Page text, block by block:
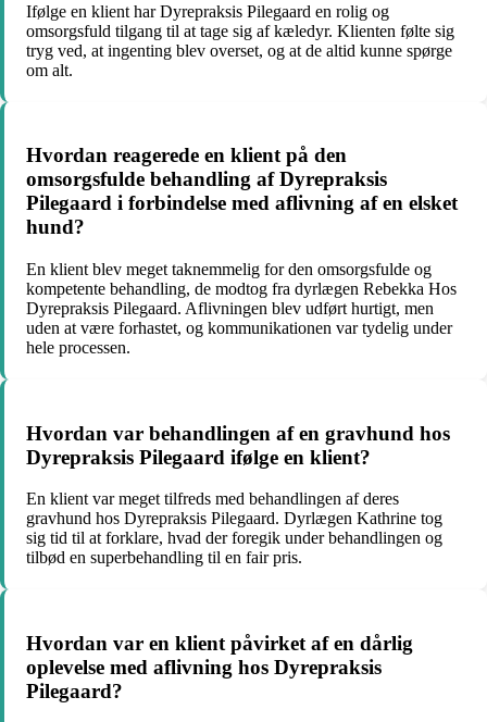
Ifølge en klient har Dyrepraksis Pilegaard en rolig og
omsorgsfuld tilgang til at tage sig af kæledyr. Klienten følte sig
tryg ved, at ingenting blev overset, og at de altid kunne spørge
om alt.
Hvordan reagerede en klient på den
omsorgsfulde behandling af Dyrepraksis
Pilegaard i forbindelse med aflivning af en elsket
hund?
En klient blev meget taknemmelig for den omsorgsfulde og
kompetente behandling, de modtog fra dyrlægen Rebekka Hos
Dyrepraksis Pilegaard. Aflivningen blev udført hurtigt, men
uden at være forhastet, og kommunikationen var tydelig under
hele processen.
Hvordan var behandlingen af en gravhund hos
Dyrepraksis Pilegaard ifølge en klient?
En klient var meget tilfreds med behandlingen af deres
gravhund hos Dyrepraksis Pilegaard. Dyrlægen Kathrine tog
sig tid til at forklare, hvad der foregik under behandlingen og
tilbød en superbehandling til en fair pris.
Hvordan var en klient påvirket af en dårlig
oplevelse med aflivning hos Dyrepraksis
Pilegaard?